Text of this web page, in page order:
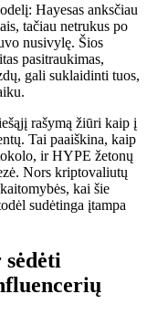
Hayesas anksčiau
tačiau netrukus po
nusivylę. Šios
pasitraukimas,
gali suklaidinti tuos,
rašymą žiūri kaip į
Tai paaiškina, kaip
ir HYPE žetonų
Nors kriptovaliutų
kai šie
sudėtinga įtampa